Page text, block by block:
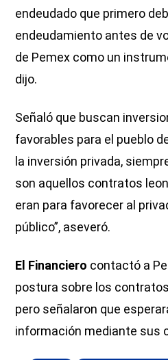
endeudado que primero
endeudamiento antes de
de Pemex como un
dijo.
Señaló que buscan
favorables para el pueblo
la inversión privada,
son aquellos contratos
eran para favorecer al
público”, aseveró.
El Financiero contactó a
postura sobre los
pero señalaron que
información mediante sus